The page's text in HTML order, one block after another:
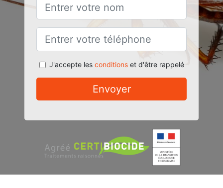
J'accepte les conditionset d'être rappelé
Envoyer